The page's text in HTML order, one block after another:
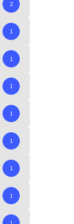
2
1
1
1
1
1
1
1